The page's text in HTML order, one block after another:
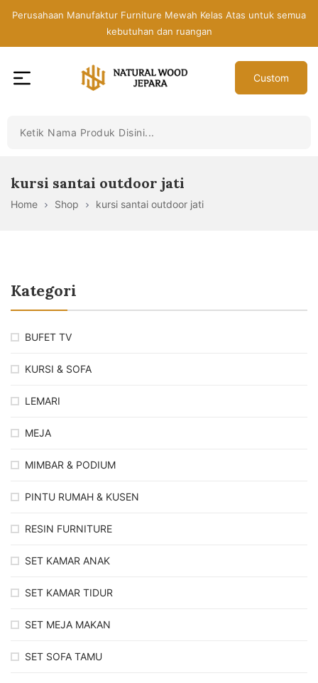
Perusahaan Manufaktur Furniture Mewah Kelas Atas untuk semua
kebutuhan dan ruangan
Jepara
Furniture
Jati
Custom
kursi santai outdoor jati
Home Shop kursi santai outdoor jati
Kategori
BUFET TV
KURSI & SOFA
LEMARI
MEJA
MIMBAR & PODIUM
PINTU RUMAH & KUSEN
RESIN FURNITURE
SET KAMAR ANAK
SET KAMAR TIDUR
SET MEJA MAKAN
SET SOFA TAMU